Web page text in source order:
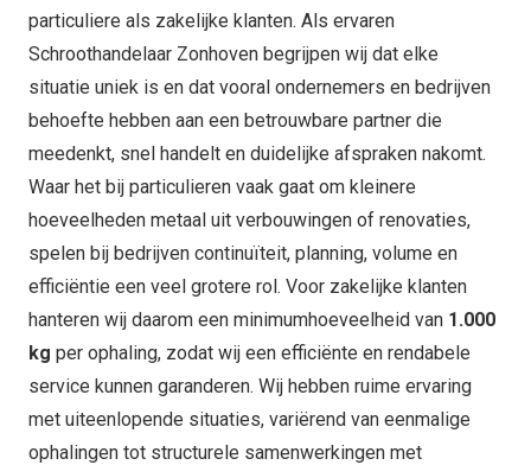
particuliere als zakelijke klanten. Als ervaren
Schroothandelaar Zonhoven begrijpen wij dat elke
situatie uniek is en dat vooral ondernemers en bedrijven
behoefte hebben aan een betrouwbare partner die
meedenkt, snel handelt en duidelijke afspraken nakomt.
Waar het bij particulieren vaak gaat om kleinere
hoeveelheden metaal uit verbouwingen of renovaties,
spelen bij bedrijven continuïteit, planning, volume en
efficiëntie een veel grotere rol. Voor zakelijke klanten
hanteren wij daarom een minimumhoeveelheid van 1.000
kg per ophaling, zodat wij een efficiënte en rendabele
service kunnen garanderen. Wij hebben ruime ervaring
met uiteenlopende situaties, variërend van eenmalige
ophalingen tot structurele samenwerkingen met